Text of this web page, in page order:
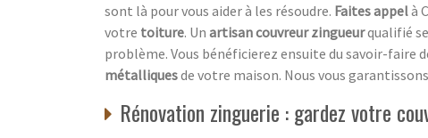
sont là pour vous aider à les résoudre. Faites appelà
votre toiture. Un artisan couvreur zingueurqualifié
problème. Vous bénéficierez ensuite du savoir-faire
métalliquesde votre maison. Nous vous
Rénovation zinguerie : gardez votre